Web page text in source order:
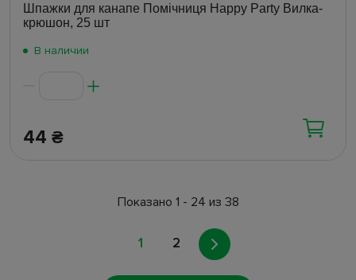
Шпажки для канапе Помічниця Happy Party Вилка-
крюшон, 25 шт
В наличии
44 ₴
Показано 1 - 24 из 38
1 2